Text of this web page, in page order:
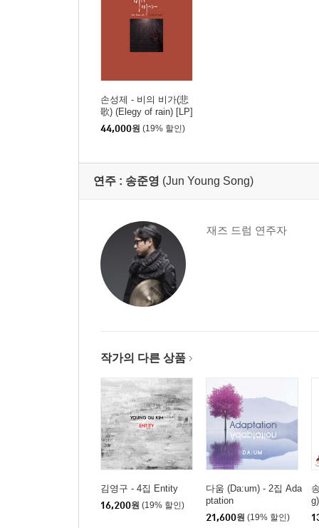
손성제 - 비의 비가(悲
歌) (Elegy of rain) [LP]
44,000원 (19% 할인)
연주 : 송준영 (Jun Young Song)
재즈 드럼 연주자
작가의 다른 상품
김영구 - 4집 Entity
16,200원 (19% 할인)
다움 (Da:um) - 2집 Ada
ptation
21,600원 (19% 할인)